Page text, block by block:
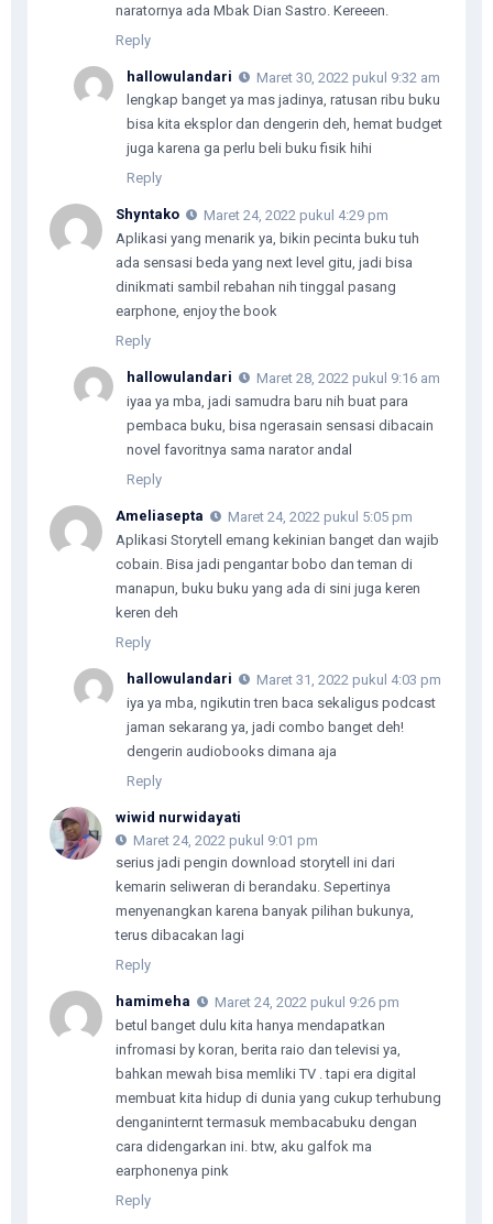
naratornya ada Mbak Dian Sastro. Kereeen.
Reply
hallowulandari
Maret 30, 2022 pukul 9:32 am
lengkap banget ya mas jadinya, ratusan ribu buku
bisa kita eksplor dan dengerin deh, hemat budget
juga karena ga perlu beli buku fisik hihi
Reply
Shyntako
Maret 24, 2022 pukul 4:29 pm
Aplikasi yang menarik ya, bikin pecinta buku tuh
ada sensasi beda yang next level gitu, jadi bisa
dinikmati sambil rebahan nih tinggal pasang
earphone, enjoy the book
Reply
hallowulandari
Maret 28, 2022 pukul 9:16 am
iyaa ya mba, jadi samudra baru nih buat para
pembaca buku, bisa ngerasain sensasi dibacain
novel favoritnya sama narator andal
Reply
Ameliasepta
Maret 24, 2022 pukul 5:05 pm
Aplikasi Storytell emang kekinian banget dan wajib
cobain. Bisa jadi pengantar bobo dan teman di
manapun, buku buku yang ada di sini juga keren
keren deh
Reply
hallowulandari
Maret 31, 2022 pukul 4:03 pm
iya ya mba, ngikutin tren baca sekaligus podcast
jaman sekarang ya, jadi combo banget deh!
dengerin audiobooks dimana aja
Reply
wiwid nurwidayati
Maret 24, 2022 pukul 9:01 pm
serius jadi pengin download storytell ini dari
kemarin seliweran di berandaku. Sepertinya
menyenangkan karena banyak pilihan bukunya,
terus dibacakan lagi
Reply
hamimeha
Maret 24, 2022 pukul 9:26 pm
betul banget dulu kita hanya mendapatkan
infromasi by koran, berita raio dan televisi ya,
bahkan mewah bisa memliki TV . tapi era digital
membuat kita hidup di dunia yang cukup terhubung
denganinternt termasuk membacabuku dengan
cara didengarkan ini. btw, aku galfok ma
earphonenya pink
Reply